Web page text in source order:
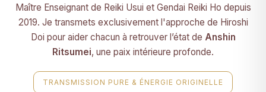
Maître Enseignant de Reiki Usui et Gendai Reiki Ho depuis
2019. Je transmets exclusivement l'approche de Hiroshi
Doi pour aider chacun à retrouver l’état de Anshin
Ritsumei, une paix intérieure profonde.
TRANSMISSION PURE & ÉNERGIE ORIGINELLE